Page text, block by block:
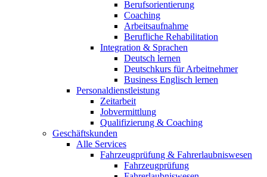
Berufsorientierung
Coaching
Arbeitsaufnahme
Berufliche Rehabilitation
Integration & Sprachen
Deutsch lernen
Deutschkurs für Arbeitnehmer
Business Englisch lernen
Personaldienstleistung
Zeitarbeit
Jobvermittlung
Qualifizierung & Coaching
Geschäftskunden
Alle Services
Fahrzeugprüfung & Fahrerlaubniswesen
Fahrzeugprüfung